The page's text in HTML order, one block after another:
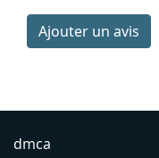
Ajouter un avis
dmca